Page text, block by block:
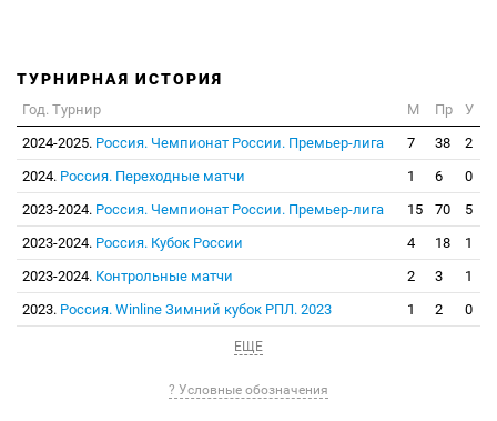
ТУРНИРНАЯ ИСТОРИЯ
Год. Турнир М Пр
У
2024-2025. Россия. Чемпионат России. Премьер-лига 7 38
2
2024. Россия. Переходные матчи 1 6
0
2023-2024. Россия. Чемпионат России. Премьер-лига 15 70
5
2023-2024. Россия. Кубок России 4 18
1
2023-2024. Контрольные матчи 2 3
1
2023. Россия. Winline Зимний кубок РПЛ. 2023 1 2 0
ЕЩЕ
? Условные обозначения